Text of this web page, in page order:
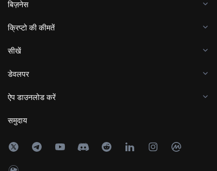
बिज़नेस
क्रिप्टो की कीमतें
सीखें
डेवलपर
ऐप डाउनलोड करें
समुदाय